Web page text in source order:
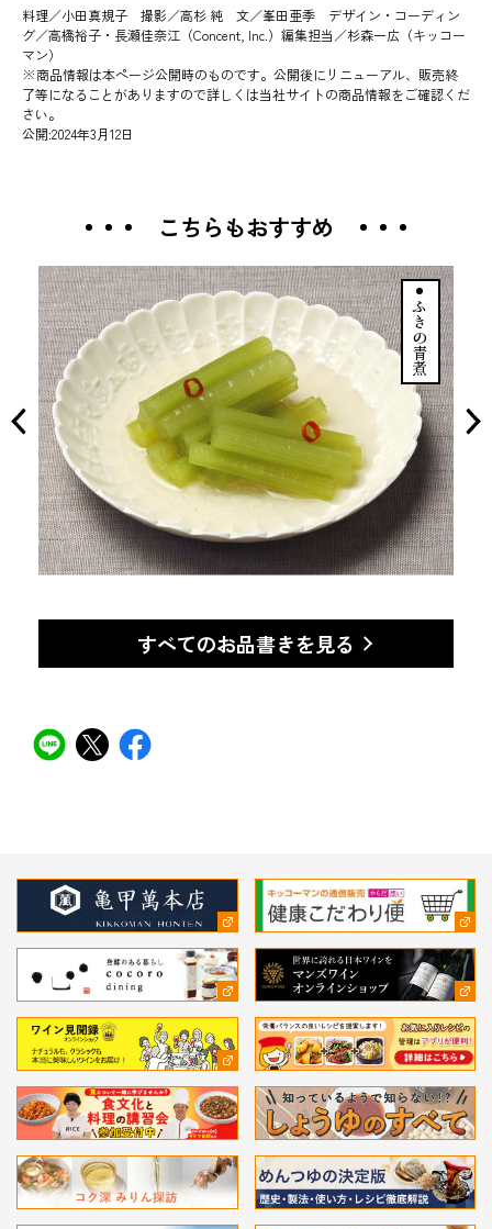
料理／小田真規子 撮影／高杉 純 文／峯田亜季 デザイン・コーディン
グ／高橋裕子・長瀬佳奈江（Concent, Inc.）編集担当／杉森一広（キッコー
マン）
※商品情報は本ページ公開時のものです。公開後にリニューアル、販売終
了等になることがありますので詳しくは当社サイトの商品情報をご確認くだ
さい。
公開:2024年3月12日
こちらもおすすめ
ふきの青煮
すべてのお品書きを見る